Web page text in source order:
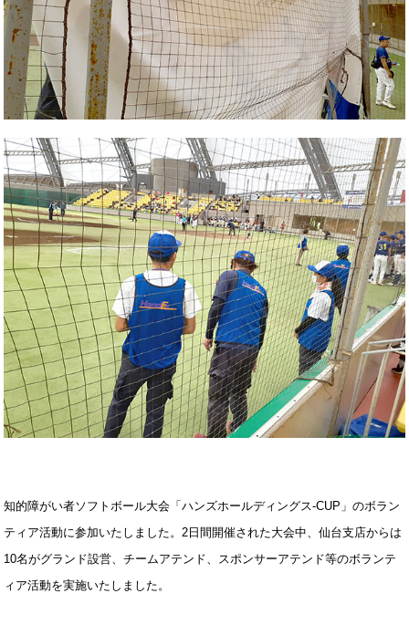
知的障がい者ソフトボール大会「ハンズホールディングス-CUP」のボラン
ティア活動に参加いたしました。2日間開催された大会中、仙台支店からは
10名がグランド設営、チームアテンド、スポンサーアテンド等のボランテ
ィア活動を実施いたしました。